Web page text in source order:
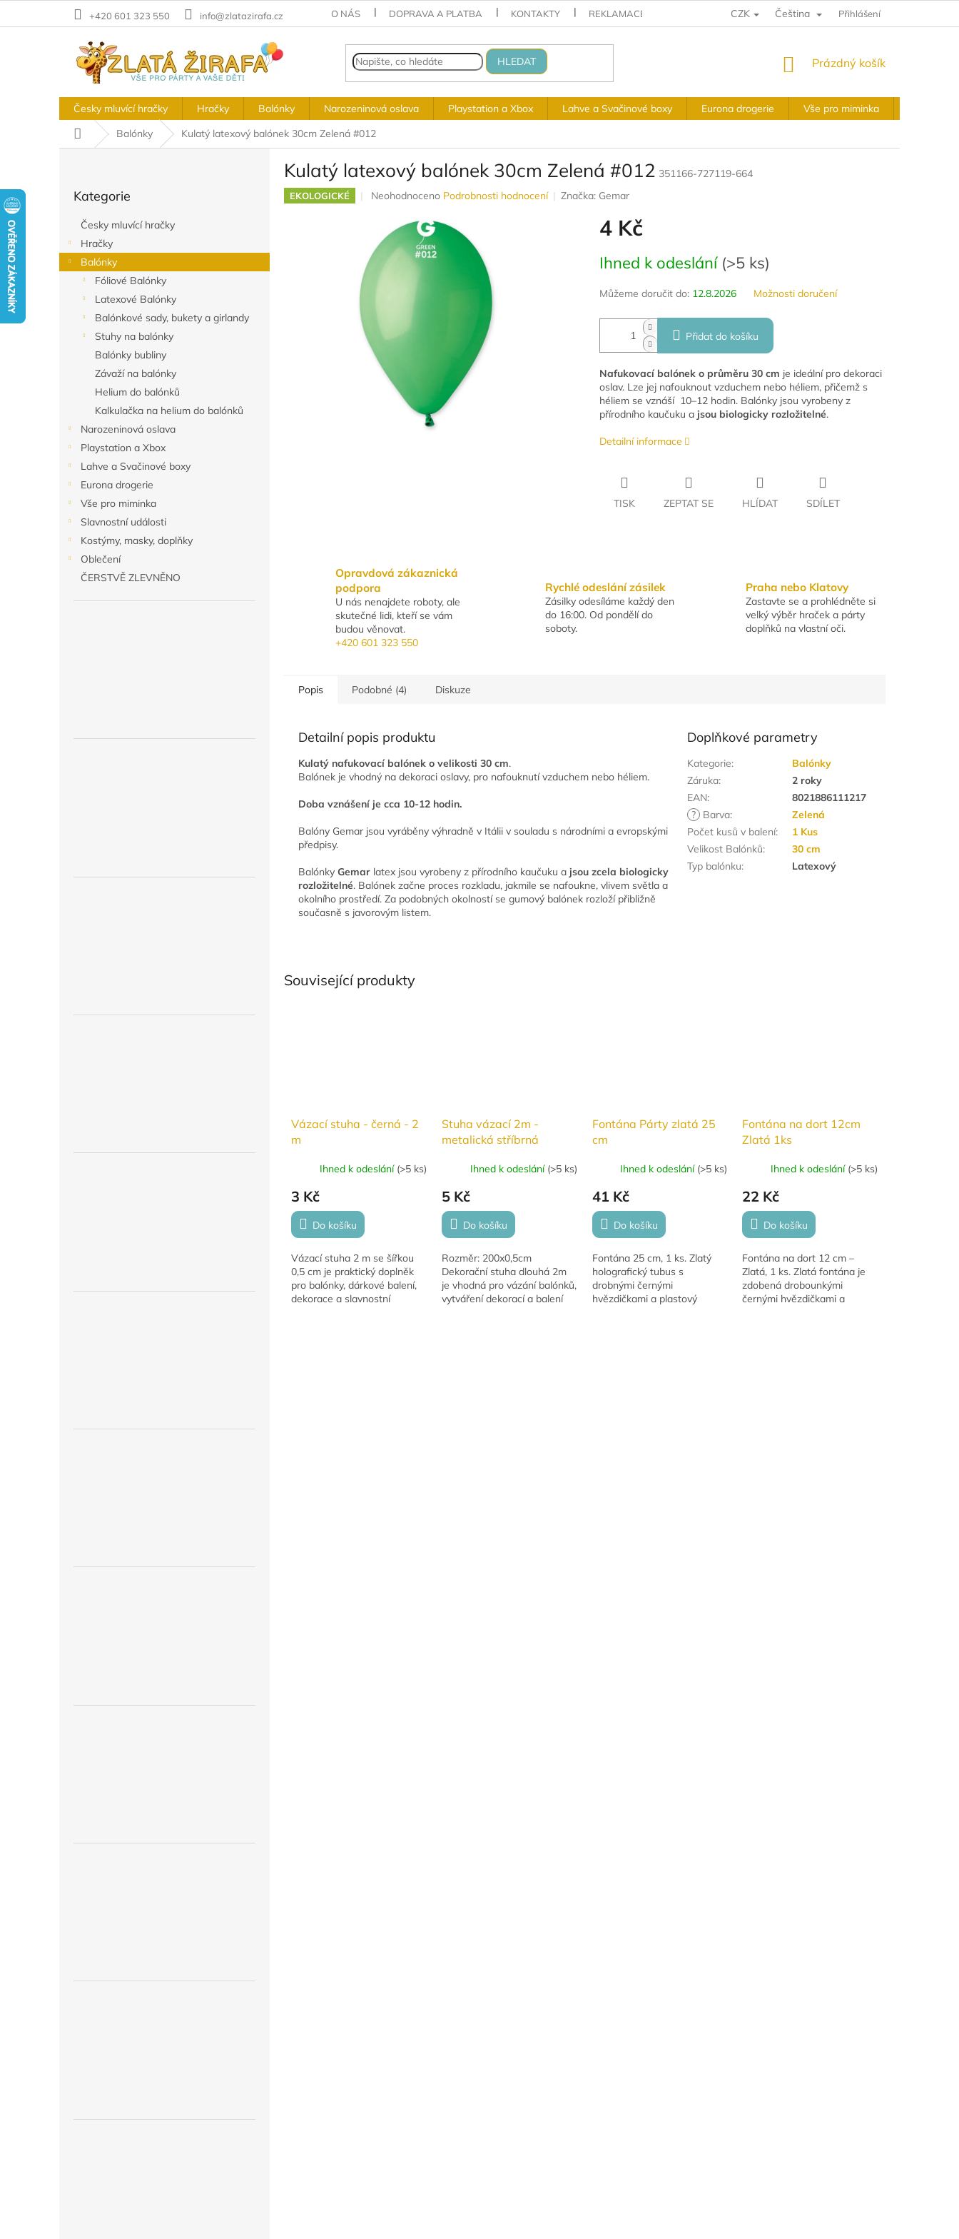
+420 601 323 550 info@zlatazirafa.cz O NÁS DOPRAVA A PLATBA KONTAKTY REKLAMACE A VRÁCENÍ VÝKUPNÍ PODMÍNKY OBCHODNÍ PODMÍNKY
CZK Čeština Přihlášení
HLEDAT
NÁKUPNÍ
Prázdný košík
Česky mluvící hračky Hračky Balónky Narozeninová oslava Playstation a Xbox Lahve a Svačinové boxy Eurona drogerie Vše pro miminka
Domů
Balónky Kulatý latexový balónek 30cm Zelená #012
n
kategorie
Kategorie
Česky mluvící hračky
Hračky
Balónky
Fóliové Balónky
Latexové Balónky
Balónkové sady, bukety a girlandy
Stuhy na balónky
Balónky bubliny
Závaží na balónky
Helium do balónků
Kalkulačka na helium do balónků
Narozeninová oslava
Playstation a Xbox
Lahve a Svačinové boxy
Eurona drogerie
Vše pro miminka
Slavnostní události
Kostýmy, masky, doplňky
Oblečení
ČERSTVĚ ZLEVNĚNO
Kulatý latexový balónek 30cm Zelená #012 351166-727119-664
EKOLOGICKÉ
Průměrné
produktu
0,0
Neohodnoceno Podrobnosti hodnocení Značka: Gemar
4 Kč
cena:
Ihned k odeslání (>5 ks)
Můžeme doručit do: 12.8.2026 Možnosti doručení
Přidat do košíku
Nafukovací balónek o průměru 30 cm je ideální pro dekoraci
oslav. Lze jej nafouknout vzduchem nebo héliem, přičemž s
héliem se vznáší 10–12 hodin. Balónky jsou vyrobeny z
přírodního kaučuku ajsou biologicky rozložitelné.
Detailní informace
TISK ZEPTAT SE HLÍDAT SDÍLET
Opravdová zákaznická
podpora
U nás nenajdete roboty, ale
skutečné lidi, kteří se vám
budou věnovat.
+420 601 323 550
Rychlé odeslání zásilek
Zásilky odesíláme každý den
do 16:00. Od pondělí do
soboty.
Praha nebo Klatovy
Zastavte se a prohlédněte si
velký výběr hraček a párty
doplňků na vlastní oči.
Související produkty
Vázací stuha - černá - 2
m
Ihned k odeslání (>5 ks)
3 Kč
Do košíku
Vázací stuha 2 m se šířkou
0,5 cm je praktický doplněk
pro balónky, dárkové balení,
dekorace a slavnostní
Stuha vázací 2m -
metalická stříbrná
Ihned k odeslání (>5 ks)
5 Kč
Do košíku
Rozměr: 200x0,5cm
Dekorační stuha dlouhá 2m
je vhodná pro vázání balónků,
vytváření dekorací a balení
Fontána Párty zlatá 25
cm
Ihned k odeslání (>5 ks)
41 Kč
Do košíku
Fontána 25 cm, 1 ks. Zlatý
holografický tubus s
drobnými černými
hvězdičkami a plastový
Fontána na dort 12cm
Zlatá 1ks
Ihned k odeslání (>5 ks)
22 Kč
Do košíku
Fontána na dort 12 cm –
Zlatá, 1 ks. Zlatá fontána je
zdobená drobounkými
černými hvězdičkami a
Popis Podobné (4) Diskuze
Detailní popis produktu
Kulatý nafukovací balónek o velikosti 30 cm.
Balónek je vhodný na dekoraci oslavy, pro nafouknutí vzduchem nebo héliem.
Doba vznášení je cca 10-12 hodin.
Balóny Gemar jsou vyráběny výhradně v Itálii v souladu s národními a evropskými
předpisy.
Balónky Gemar latex jsou vyrobeny z přírodního kaučuku a jsou zcela biologicky
rozložitelné. Balónek začne proces rozkladu, jakmile se nafoukne, vlivem světla a
okolního prostředí. Za podobných okolností se gumový balónek rozloží přibližně
současně s javorovým listem.
Doplňkové parametry
Kategorie:
Balónky
Záruka:
2 roky
EAN:
8021886111217
?
Barva:
Zelená
Počet kusů v balení:
1 Kus
Velikost Balónků:
30 cm
Typ balónku: Latexový